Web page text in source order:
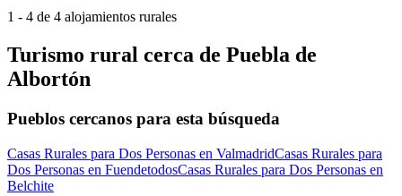
1 - 4 de 4 alojamientos rurales
Turismo rural cerca de Puebla de
Albortón
Pueblos cercanos para esta búsqueda
Casas Rurales para Dos Personas en ValmadridCasas Rurales para
Dos Personas en FuendetodosCasas Rurales para Dos Personas en
Belchite